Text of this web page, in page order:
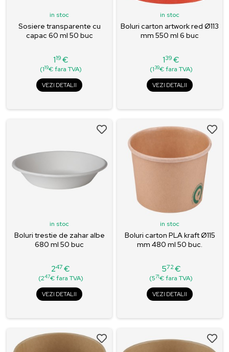
in stoc
Sosiere transparente cu
capac 60 ml 50 buc
Pret
119 €
(119€ fara TVA)
VEZI DETALII
in stoc
Boluri carton artwork red Ø113
mm 550 ml 6 buc
Pret
139 €
(139€ fara TVA)
VEZI DETALII
in stoc
Boluri trestie de zahar albe
680 ml 50 buc
Pret
247 €
(247€ fara TVA)
VEZI DETALII
in stoc
Boluri carton PLA kraft Ø115
mm 480 ml 50 buc.
Pret
572 €
(571€ fara TVA)
VEZI DETALII